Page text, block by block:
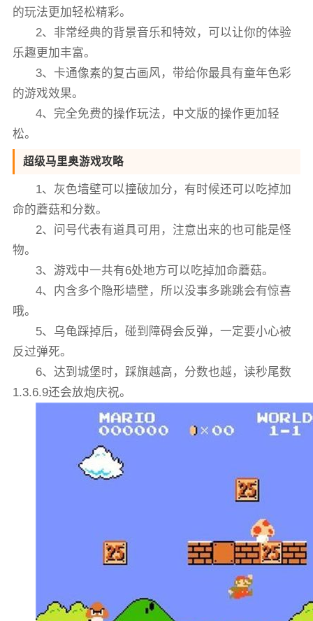
的玩法更加轻松精彩。
2、非常经典的背景音乐和特效，可以让你的体验
乐趣更加丰富。
3、卡通像素的复古画风，带给你最具有童年色彩
的游戏效果。
4、完全免费的操作玩法，中文版的操作更加轻
松。
超级马里奥游戏攻略
1、灰色墙壁可以撞破加分，有时候还可以吃掉加
命的蘑菇和分数。
2、问号代表有道具可用，注意出来的也可能是怪
物。
3、游戏中一共有6处地方可以吃掉加命蘑菇。
4、内含多个隐形墙壁，所以没事多跳跳会有惊喜
哦。
5、乌龟踩掉后，碰到障碍会反弹，一定要小心被
反过弹死。
6、达到城堡时，踩旗越高，分数也越，读秒尾数
1.3.6.9还会放炮庆祝。